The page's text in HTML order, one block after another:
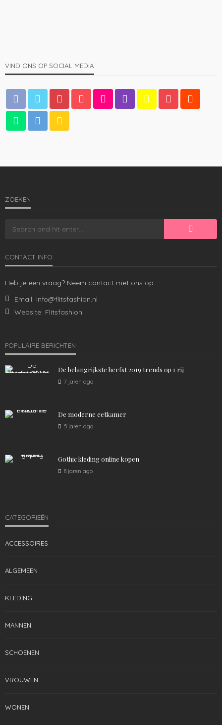
MANNEN
De baardkam: een onmisbare tool voor mannen met
admin 4 jaren ago
MANNEN
VIND ONS OP SOCIAL MEDIA
ZOEKEN
CONTACT INFO
Heb je een vraag? Neem contact met ons op.
Email: info@flitsfashion.nl
Website: Flitsfashion
POPULAIRE BERICHTEN
De belangrijkste herfst 2019 trends op 1 rij
7 jaren ago
De moderne eetkamer
5 jaren ago
Gothic kleding online kopen
8 jaren ago
CATEGORIEËN
ACCESSOIRES
ALGEMEEN
KLEDING
MANNEN
SCHOENEN
VROUWEN
WONEN